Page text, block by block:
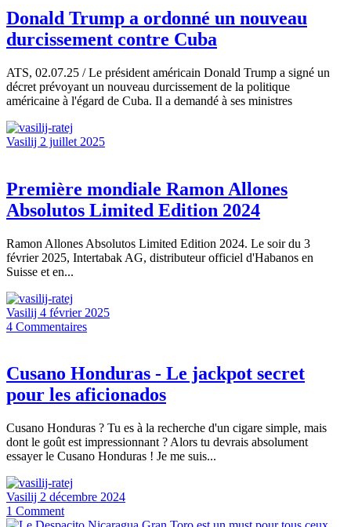
Donald Trump a ordonné un nouveau
durcissement contre Cuba
ATS, 02.07.25 / Le président américain Donald Trump a signé un
décret prévoyant un nouveau durcissement de la politique
américaine à l'égard de Cuba. Il a demandé à ses ministres
Vasilij 2 juillet 2025
Première mondiale Ramon Allones
Absolutos Limited Edition 2024
Ramon Allones Absolutos Limited Edition 2024. Le soir du 3
février 2025, Intertabak AG, distributeur officiel d'Habanos en
Suisse et en...
Vasilij 4 février 2025
4 Commentaires
Cusano Honduras - Le jackpot secret
pour les aficionados
Cusano Honduras ? Tu es à la recherche d'un cigare simple, mais
dont le goût est impressionnant ? Alors tu devrais absolument
essayer le Cusano Honduras ! Je me suis...
Vasilij 2 décembre 2024
1 Comment